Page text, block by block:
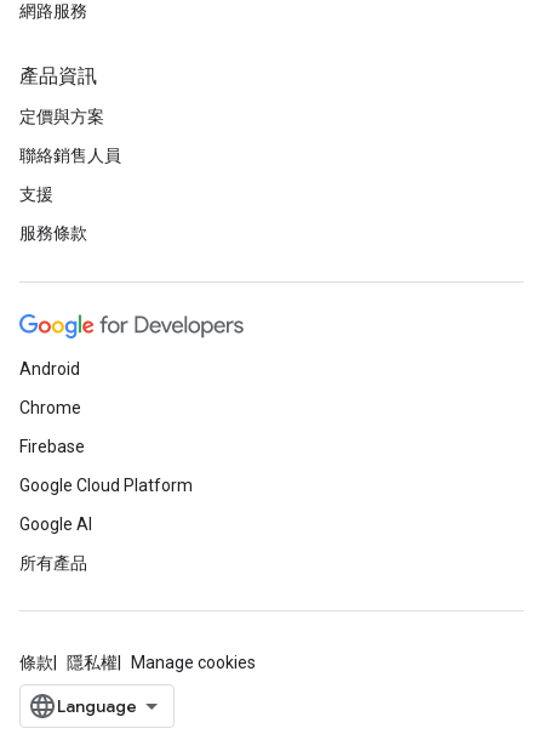
網路服務
產品資訊
定價與方案
聯絡銷售人員
支援
服務條款
Android
Chrome
Firebase
Google Cloud Platform
Google AI
所有產品
條款 隱私權 Manage cookies